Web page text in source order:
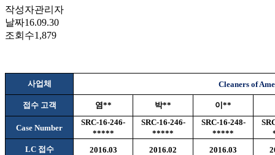
작성자관리자
날짜16.09.30
조회수1,879
사업체 Cleaners of
접수 고객 염** 박** 이**
Case Number
SRC-16-246-
*****
SRC-16-246-
*****
SRC-16-248-
*****
LC 접수 2016.03 2016.02 2016.03